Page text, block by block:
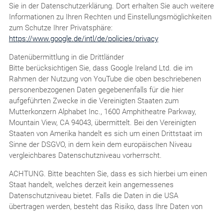
Sie in der Datenschutzerklärung. Dort erhalten Sie auch weitere
Informationen zu Ihren Rechten und Einstellungsmöglichkeiten
zum Schutze Ihrer Privatsphäre:
https://www.google.de/intl/de/policies/privacy
Datenübermittlung in die Drittländer
Bitte berücksichtigen Sie, dass Google Ireland Ltd. die im
Rahmen der Nutzung von YouTube die oben beschriebenen
personenbezogenen Daten gegebenenfalls für die hier
aufgeführten Zwecke in die Vereinigten Staaten zum
Mutterkonzern Alphabet Inc., 1600 Amphitheatre Parkway,
Mountain View, CA 94043, übermittelt. Bei den Vereinigten
Staaten von Amerika handelt es sich um einen Drittstaat im
Sinne der DSGVO, in dem kein dem europäischen Niveau
vergleichbares Datenschutzniveau vorherrscht.
ACHTUNG. Bitte beachten Sie, dass es sich hierbei um einen
Staat handelt, welches derzeit kein angemessenes
Datenschutzniveau bietet. Falls die Daten in die USA
übertragen werden, besteht das Risiko, dass Ihre Daten von